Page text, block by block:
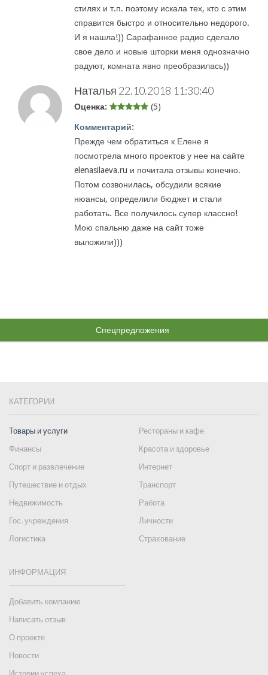
стилях и т.п. поэтому искала тех, кто с этим
справится быстро и относительно недорого.
И я нашла!)) Сарафанное радио сделало
свое дело и новые шторки меня однозначно
радуют, комната явно преобразилась))
Наталья 22.10.2018 11:30:40
Оценка: (5)
Комментарий:
Прежде чем обратиться к Елене я
посмотрела много проектов у нее на сайте
elenasilaeva.ru и почитала отзывы конечно.
Потом созвонилась, обсудили всякие
нюансы, определили бюджет и стали
работать. Все получилось супер классно!
Мою спальню даже на сайт тоже
выложили)))
Спецпредложения
КАТЕГОРИИ
Товары и услуги
Рестораны и кафе
Финансы
Красота и здоровье
Спорт и развлечение
Интернет
Путешествие и отдых
Транспорт
Недвижимость
Работа
Гос. учреждения
Личности
Логистика
Страхование
ИНФОРМАЦИЯ
Добавить компанию
Написать отзыв
О проекте
Новости